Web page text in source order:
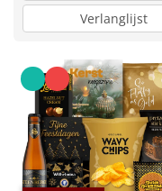
Verlanglijst